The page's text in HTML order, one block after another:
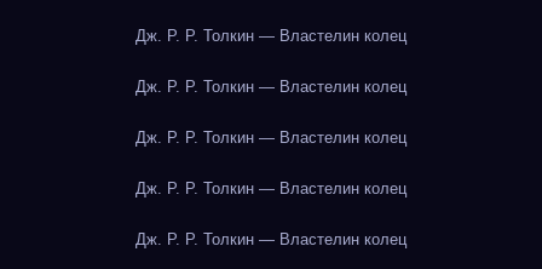
Дж. Р. Р. Толкин — Властелин колец
Дж. Р. Р. Толкин — Властелин колец
Дж. Р. Р. Толкин — Властелин колец
Дж. Р. Р. Толкин — Властелин колец
Дж. Р. Р. Толкин — Властелин колец